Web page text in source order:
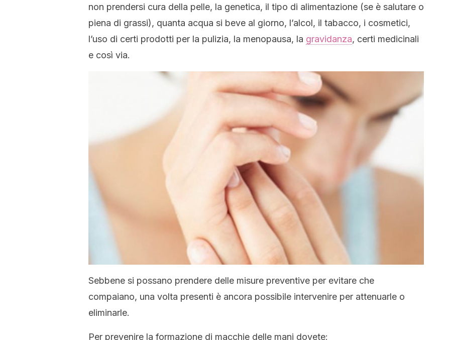
non prendersi cura della pelle, la genetica, il tipo di alimentazione (se è salutare o
piena di grassi), quanta acqua si beve al giorno, l’alcol, il tabacco, i cosmetici,
l’uso di certi prodotti per la pulizia, la menopausa, la gravidanza, certi medicinali
e così via.
Sebbene si possano prendere delle misure preventive per evitare che
compaiano, una volta presenti è ancora possibile intervenire per attenuarle o
eliminarle.
Per prevenire la formazione di macchie delle mani dovete: